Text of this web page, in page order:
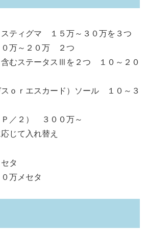
スティグマ １５万～３０万を３つ
万～２０万 ２つ
含むステータスⅢを２つ １０～２０
スｏｒエスカード）ソール １０～３
Ｐ／２） ３００万～
じて入れ替え
タ
万メセタ